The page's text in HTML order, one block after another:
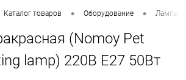
Каталог товаров • Оборудование • Лампы
(Nomoy Pet
lamp) 220В E27 50Вт